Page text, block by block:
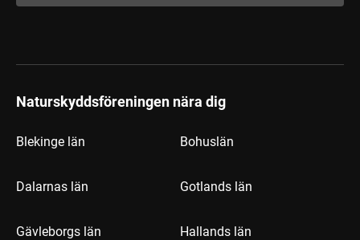
Naturskyddsföreningen nära dig
Blekinge län Bohuslän
Dalarnas län Gotlands län
Gävleborgs län Hallands län